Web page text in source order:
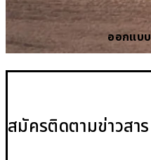
ออกแบ
สมัครติดตามข่าวสาร